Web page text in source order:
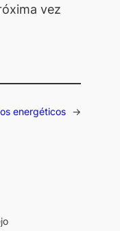
vez
energéticos →